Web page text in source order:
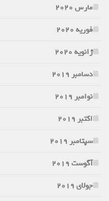
مارس 2020
فوریه 2020
ژانویه 2020
دسامبر 2019
نوامبر 2019
اکتبر 2019
سپتامبر 2019
آگوست 2019
جولای 2019